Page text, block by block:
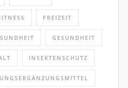
FREIZEIT
GESUNDHEIT
INSEKTENSCHUTZ